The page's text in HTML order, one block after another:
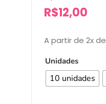
R$12,00
A partir de 2x de
Unidades
10 unidades